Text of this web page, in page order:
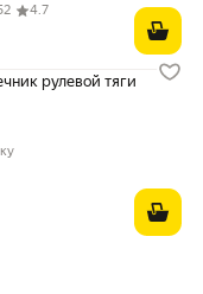
4.7
рулевой тяги
2830 ₽ вместо